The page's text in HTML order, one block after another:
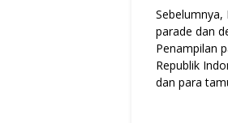
Sebelumnya,
parade dan
Penampilan
Republik
dan para